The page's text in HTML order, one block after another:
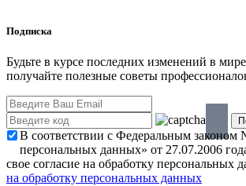
Подписка
Будьте в курсе последних изменений в
получайте полезные советы
В соответствии с Федеральным
персональных данных» от 27.07.2006
свое согласие на обработку персональных
на обработку персональных данных